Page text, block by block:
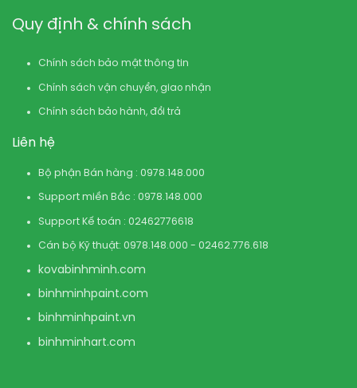
Quy định & chính sách
Chính sách bảo mật thông tin
Chính sách vận chuyển, giao nhận
Chính sách bảo hành, đổi trả
Liên hệ
Bộ phận Bán hàng : 0978.148.000
Support miền Bắc : 0978.148.000
Support Kế toán : 02462776618
Cán bộ Kỹ thuật: 0978.148.000 - 02462.776.618
kovabinhminh.com
binhminhpaint.com
binhminhpaint.vn
binhminhart.com